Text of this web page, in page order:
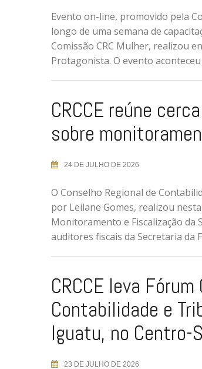
Evento on-line, promovido pela
longo de uma semana de
Comissão CRC Mulher, realizou
Protagonista. O evento
CRCCE reúne
sobre
24 DE JULHO DE 2026
O Conselho Regional de
por Leilane Gomes, realizou
Monitoramento e Fiscalização da
auditores fiscais da Secretaria da
CRCCE leva
Contabilidade e
Iguatu, no Centro-
23 DE JULHO DE 2026